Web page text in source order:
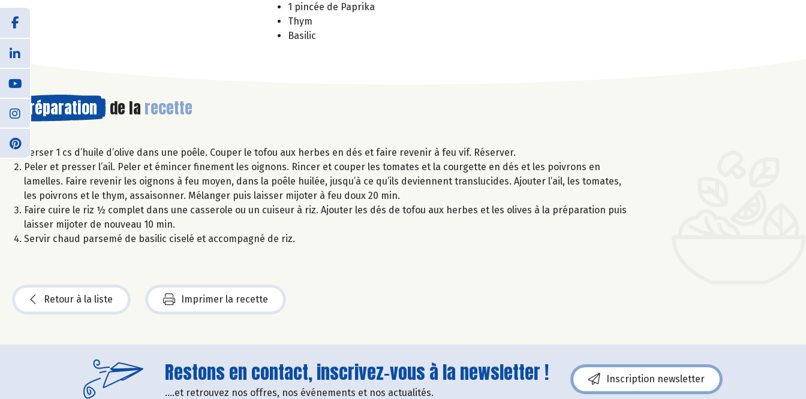
1 pincée de Paprika
Thym
Basilic
Préparation de la recette
Verser 1 cs d’huile d’olive dans une poêle. Couper le tofou aux herbes en dés et faire revenir à feu vif. Réserver.
Peler et presser l’ail. Peler et émincer finement les oignons. Rincer et couper les tomates et la courgette en dés et les poivrons en
lamelles. Faire revenir les oignons à feu moyen, dans la poêle huilée, jusqu’à ce qu’ils deviennent translucides. Ajouter l’ail, les tomates,
les poivrons et le thym, assaisonner. Mélanger puis laisser mijoter à feu doux 20 min.
Faire cuire le riz ½ complet dans une casserole ou un cuiseur à riz. Ajouter les dés de tofou aux herbes et les olives à la préparation puis
laisser mijoter de nouveau 10 min.
Servir chaud parsemé de basilic ciselé et accompagné de riz.
Retour à la liste Imprimer la recette
Restons en contact, inscrivez-vous à la newsletter !
....et retrouvez nos offres, nos événements et nos actualités.
Inscription newsletter